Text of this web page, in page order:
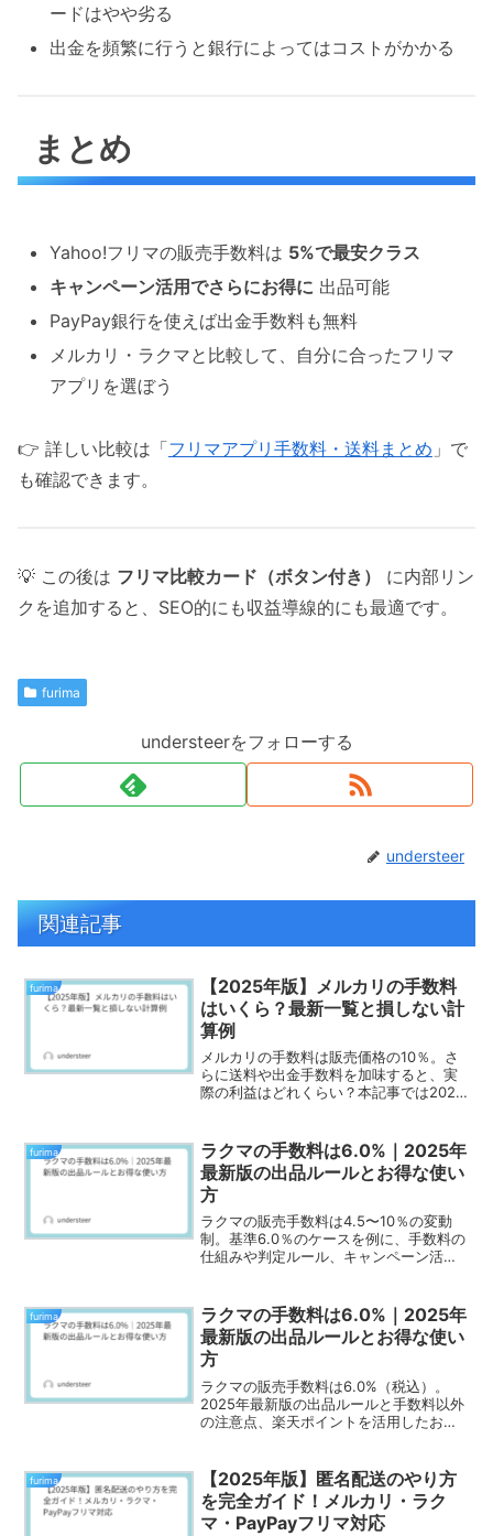
ードはやや劣る
出金を頻繁に行うと銀行によってはコストがかかる
まとめ
Yahoo!フリマの販売手数料は 5%で最安クラス
キャンペーン活用でさらにお得に 出品可能
PayPay銀行を使えば出金手数料も無料
メルカリ・ラクマと比較して、自分に合ったフリマ
アプリを選ぼう
👉 詳しい比較は「フリマアプリ手数料・送料まとめ 」で
も確認できます。
💡 この後は フリマ比較カード（ボタン付き）
に内部リン
クを追加すると、SEO的にも収益導線的にも最適です。
furima
understeerをフォローする
understeer
関連記事
furima
【2025年版】メルカリの手数料
はいくら？最新一覧と損しない計
算例
メルカリの手数料は販売価格の10％。さ
らに送料や出金手数料を加味すると、実
際の利益はどれくらい？本記事では2025
利益を残すコツも紹介。
furima
ラクマの手数料は6.0%｜2025年
最新版の出品ルールとお得な使い
方
ラクマの販売手数料は4.5〜10％の変動
制。基準6.0％のケースを例に、手数料の
仕組みや判定ルール、キャンペーン活用
furima
ラクマの手数料は6.0%｜2025年
最新版の出品ルールとお得な使い
方
ラクマの販売手数料は6.0%（税込）。
2025年最新版の出品ルールと手数料以外
の注意点、楽天ポイントを活用したお得
furima
【2025年版】匿名配送のやり方
を完全ガイド！メルカリ・ラク
マ・PayPayフリマ対応